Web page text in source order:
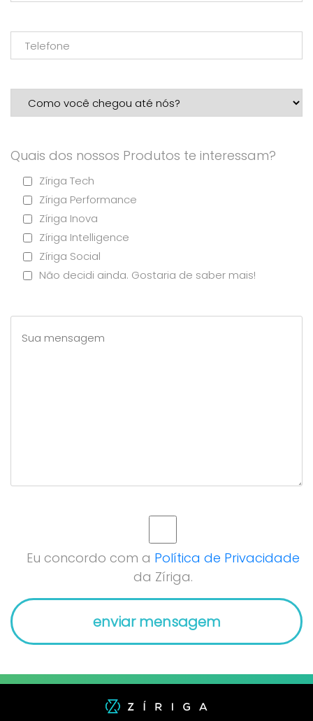
Quais dos nossos Produtos te interessam?
Zíriga Tech
Zíriga Performance
Zíriga Inova
Zíriga Intelligence
Zíriga Social
Não decidi ainda. Gostaria de saber mais!
Eu concordo com a Política de Privacidade
da Zíriga.